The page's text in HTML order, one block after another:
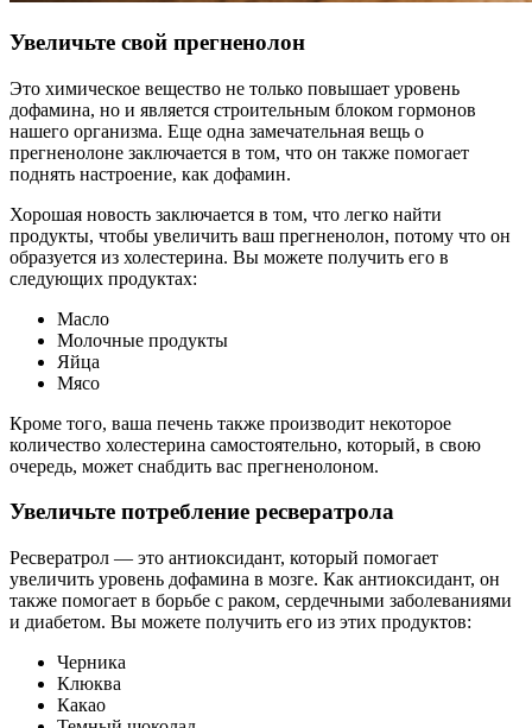
Увеличьте свой прегненолон
Это химическое вещество не только повышает уровень
дофамина, но и является строительным блоком гормонов
нашего организма. Еще одна замечательная вещь о
прегненолоне заключается в том, что он также помогает
поднять настроение, как дофамин.
Хорошая новость заключается в том, что легко найти
продукты, чтобы увеличить ваш прегненолон, потому что он
образуется из холестерина. Вы можете получить его в
следующих продуктах:
Масло
Молочные продукты
Яйца
Мясо
Кроме того, ваша печень также производит некоторое
количество холестерина самостоятельно, который, в свою
очередь, может снабдить вас прегненолоном.
Увеличьте потребление ресвератрола
Ресвератрол — это антиоксидант, который помогает
увеличить уровень дофамина в мозге. Как антиоксидант, он
также помогает в борьбе с раком, сердечными заболеваниями
и диабетом. Вы можете получить его из этих продуктов:
Черника
Клюква
Какао